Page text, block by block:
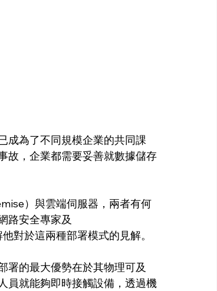
成為了不同規模企業的共同課
故，企業都需要妥善就數據儲存
）與雲端伺服器，兩者有何
路安全專家及
對於這兩種部署模式的見解。
署的最大優勢在於其物理可及
員就能夠即時接觸設備，透過機